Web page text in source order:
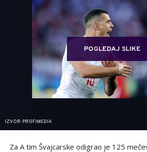
POGLEDAJ SLIKE
IZVOR: PROFIMEDIA
Za A tim Švajcarske odigrao je 125